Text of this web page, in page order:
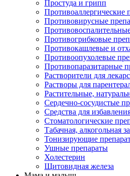
Простуда и грипп
Противоаллергические
Противовирусные
Противогрибковые
Противокашлевые и
Противоопухолевые
Противопаразитарные
Растворители для
Растворы для
Растительные,
Сердечно-сосудистые
Средства для
Стоматологические
Табачная, алкогольная
Тонизирующие
Ушные препараты
Холестерин
Щитовидная железа